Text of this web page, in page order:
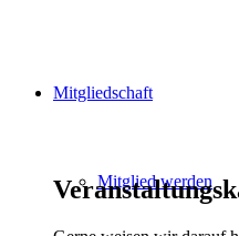
Mitgliedschaft
Mitglied werden